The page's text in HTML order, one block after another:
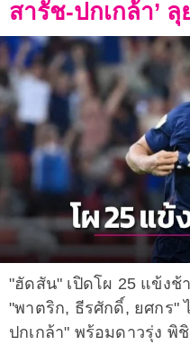
สารัช-ปกเกล้า’
"ฮัดสัน" เปิดโผ 25 แข้ง
"พาตริก, ธีรศักดิ์, ยศกร"
ปกเกล้า" พร้อมดาวรุ่ง พิ